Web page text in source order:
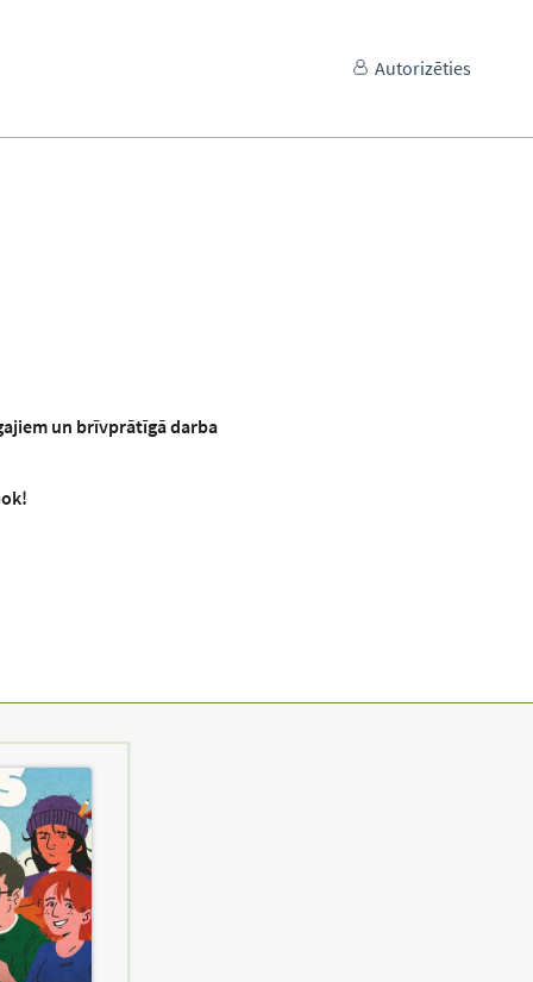
Autorizēties
un brīvprātīgā darba